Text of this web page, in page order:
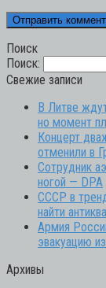
Поиск
Поиск:
Свежие записи
В Литве
но момент
Концерт
отменили в
Сотрудник
ногой — DPA
СССР в
найти
Армия
эвакуацию
Архивы